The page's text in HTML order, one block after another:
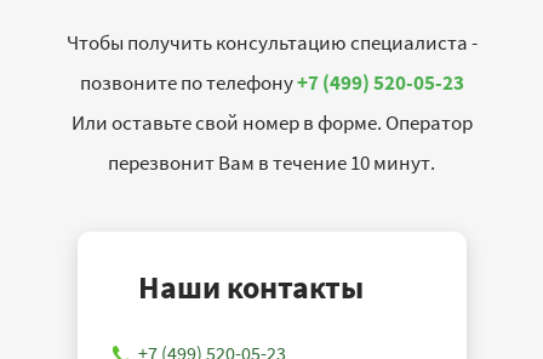
Чтобы получить консультацию специалиста -
позвоните по телефону+7 (499) 520-05-23
Или оставьте свой номер в форме. Оператор
перезвонит Вам в течение 10 минут.
Наши контакты
+7 (499) 520-05-23